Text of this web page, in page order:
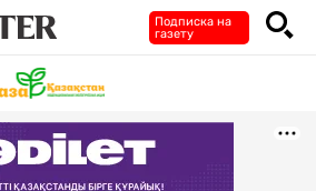
Подписка на
газету